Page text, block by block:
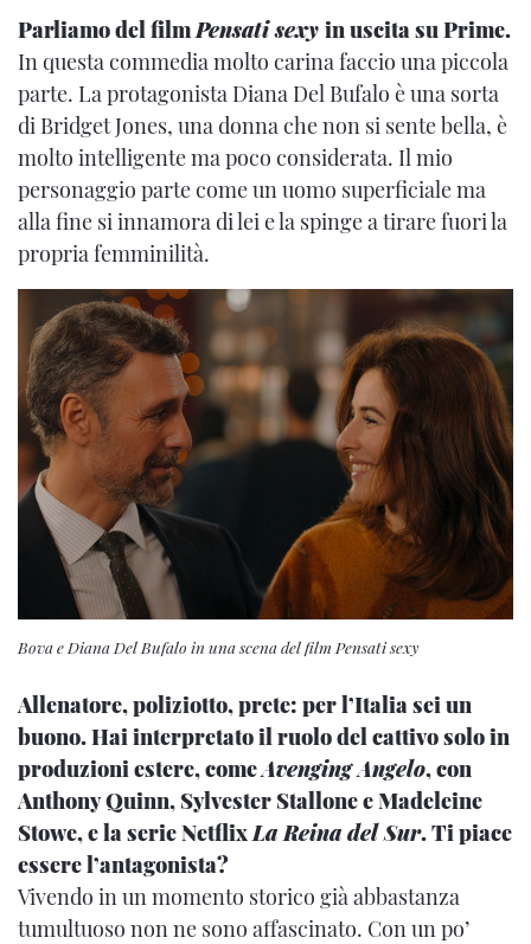
Parliamo del filmPensati sexy in uscita su Prime.
In questa commedia molto carina faccio una piccola
parte. La protagonista Diana Del Bufalo è una sorta
di Bridget Jones, una donna che non si sente bella, è
molto intelligente ma poco considerata. Il mio
personaggio parte come un uomo superficiale ma
alla fine si innamora di lei e la spinge a tirare fuori la
propria femminilità.
Bova e Diana Del Bufalo in una scena del film Pensati sexy
Allenatore, poliziotto, prete: per l’Italia sei un
buono. Hai interpretato il ruolo del cattivo solo in
produzioni estere, comeAvenging Angelo, con
Anthony Quinn, Sylvester Stallone e Madeleine
Stowe, e la serie NetflixLa Reina del Sur. Ti piace
essere l’antagonista?
Vivendo in un momento storico già abbastanza
tumultuoso non ne sono affascinato. Con un po’